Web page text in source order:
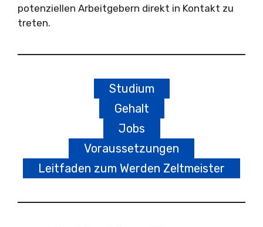
potenziellen Arbeitgebern direkt in Kontakt zu
treten.
Studium
Gehalt
Jobs
Voraussetzungen
Leitfaden zum Werden Zeltmeister